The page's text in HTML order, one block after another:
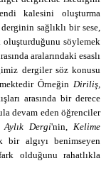
kalesini oluşturma
sağlıklı bir sese,
oluşturduğunu söylemek
aralarındaki esaslı
dergiler söz konusu
Örneğin Diriliş,
arasında bir derece
devam eden öğrenciler
Aylık Dergi'nin,
Kelime
algıyı benimseyen
olduğunu rahatlıkla